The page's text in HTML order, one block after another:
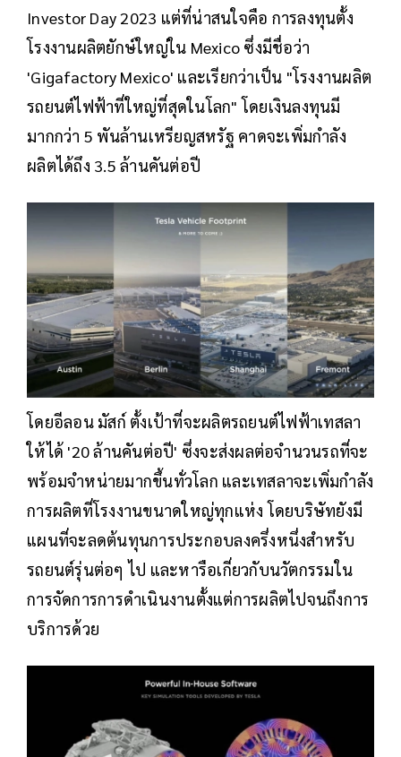
Investor Day 2023 แต่ที่น่าสนใจคือ การลงทุนตั้ง
โรงงานผลิตยักษ์ใหญ่ใน Mexico ซึ่งมีชื่อว่า
'Gigafactory Mexico' และเรียกว่าเป็น "โรงงานผลิต
รถยนต์ไฟฟ้าที่ใหญ่ที่สุดในโลก" โดยเงินลงทุนมี
มากกว่า 5 พันล้านเหรียญสหรัฐ คาดจะเพิ่มกำลัง
ผลิตได้ถึง 3.5 ล้านคันต่อปี
โดยอีลอน มัสก์ ตั้งเป้าที่จะผลิตรถยนต์ไฟฟ้าเทสลา
ให้ได้ '20 ล้านคันต่อปี' ซึ่งจะส่งผลต่อจำนวนรถที่จะ
พร้อมจำหน่ายมากขึ้นทั่วโลก และเทสลาจะเพิ่มกำลัง
การผลิตที่โรงงานขนาดใหญ่ทุกแห่ง โดยบริษัทยังมี
แผนที่จะลดต้นทุนการประกอบลงครึ่งหนึ่งสำหรับ
รถยนต์รุ่นต่อๆ ไป และหารือเกี่ยวกับนวัตกรรมใน
การจัดการการดำเนินงานตั้งแต่การผลิตไปจนถึงการ
บริการด้วย